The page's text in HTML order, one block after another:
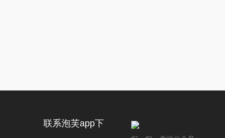
联系泡芙app下